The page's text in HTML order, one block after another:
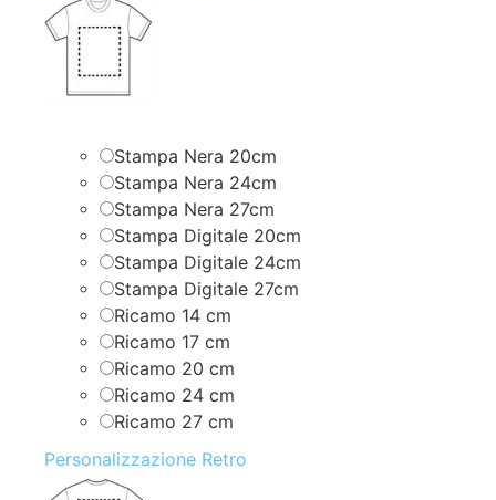
Stampa Nera 20cm
Stampa Nera 24cm
Stampa Nera 27cm
Stampa Digitale 20cm
Stampa Digitale 24cm
Stampa Digitale 27cm
Ricamo 14 cm
Ricamo 17 cm
Ricamo 20 cm
Ricamo 24 cm
Ricamo 27 cm
Personalizzazione Retro